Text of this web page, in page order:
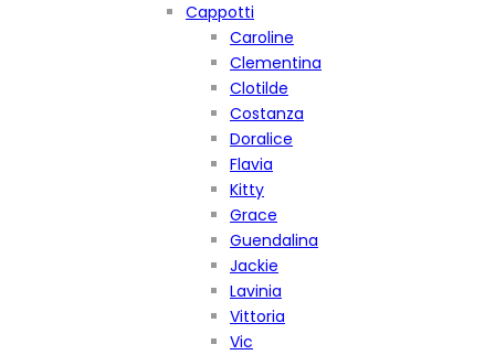
Cappotti
Caroline
Clementina
Clotilde
Costanza
Doralice
Flavia
Kitty
Grace
Guendalina
Jackie
Lavinia
Vittoria
Vic